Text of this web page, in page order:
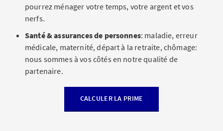
pourrez ménager votre temps, votre argent et vos
nerfs.
Santé & assurances de personnes: maladie, erreur
médicale, maternité, départ à la retraite, chômage:
nous sommes à vos côtés en notre qualité de
partenaire.
CALCULER LA PRIME